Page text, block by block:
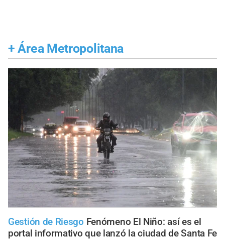
+ Área Metropolitana
Gestión de Riesgo Fenómeno El Niño: así es el
portal informativo que lanzó la ciudad de Santa Fe